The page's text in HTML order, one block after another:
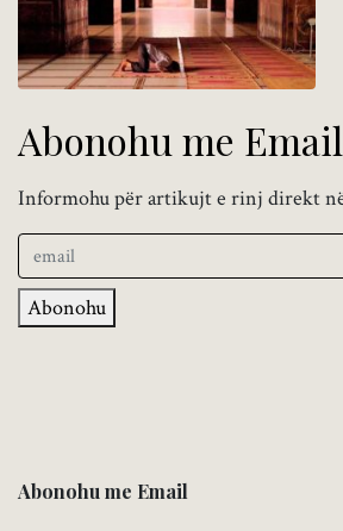
Abonohu me Email
Informohu për artikujt e rinj direkt
Abonohu
Abonohu me Email